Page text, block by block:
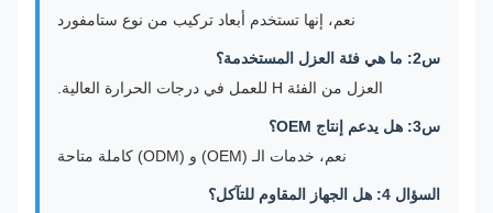
نعم، إنها تستخدم أبعاد تركيب من نوع ستامفورد
س2: ما هي فئة العزل المستخدمة؟
العزل من الفئة H للعمل في درجات الحرارة العالية.
س3: هل يدعم إنتاج OEM؟
نعم، خدمات الـ (OEM) و (ODM) كاملة متاحة
السؤال 4: هل الجهاز المقاوم للتآكل؟